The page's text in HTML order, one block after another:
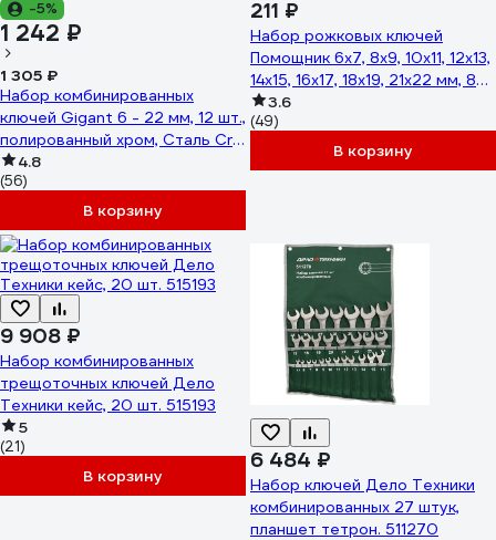
-5%
1 242 ₽
1 305 ₽
Набор комбинированных
ключей Gigant 6 - 22 мм, 12 шт.,
полированный хром, Сталь Cr-
V, 6-22мм, GDWSP-12
4.8
(56)
В корзину
211 ₽
Набор рожковых ключей
Помощник 6x7, 8x9, 10x11, 12x13,
14x15, 16x17, 18x19, 21x22 мм, 8
предметов 5084MP(57308)
3.6
(49)
В корзину
9 908 ₽
Набор комбинированных
трещоточных ключей Дело
Техники кейс, 20 шт. 515193
5
(21)
В корзину
6 484 ₽
Набор ключей Дело Техники
комбинированных 27 штук,
планшет тетрон. 511270